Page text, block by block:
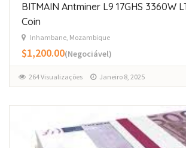
BITMAIN Antminer L9 17GHS 3360W
Coin
Inhambane, Mozambique
$1,200.00(Negociável)
264 Visualizações Janeiro 8, 2025